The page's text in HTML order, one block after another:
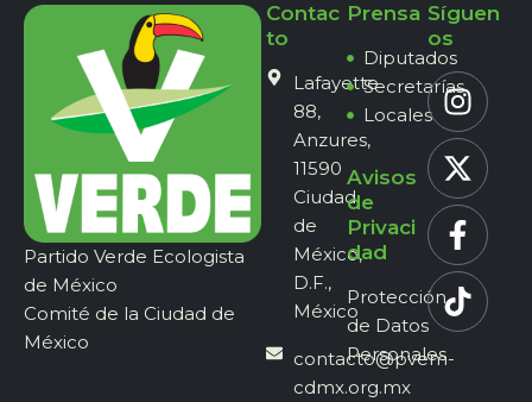
Partido Verde Ecologista
de México
Comité de la Ciudad de
México
Contac
to
Lafayette
88,
Anzures,
11590
Ciudad
de
México,
D.F.,
México
contacto@pvem-
cdmx.org.mx
Prensa
Diputados
Secretarías
Locales
Avisos
de
Privaci
dad
Protección
de Datos
Personales
Síguen
os